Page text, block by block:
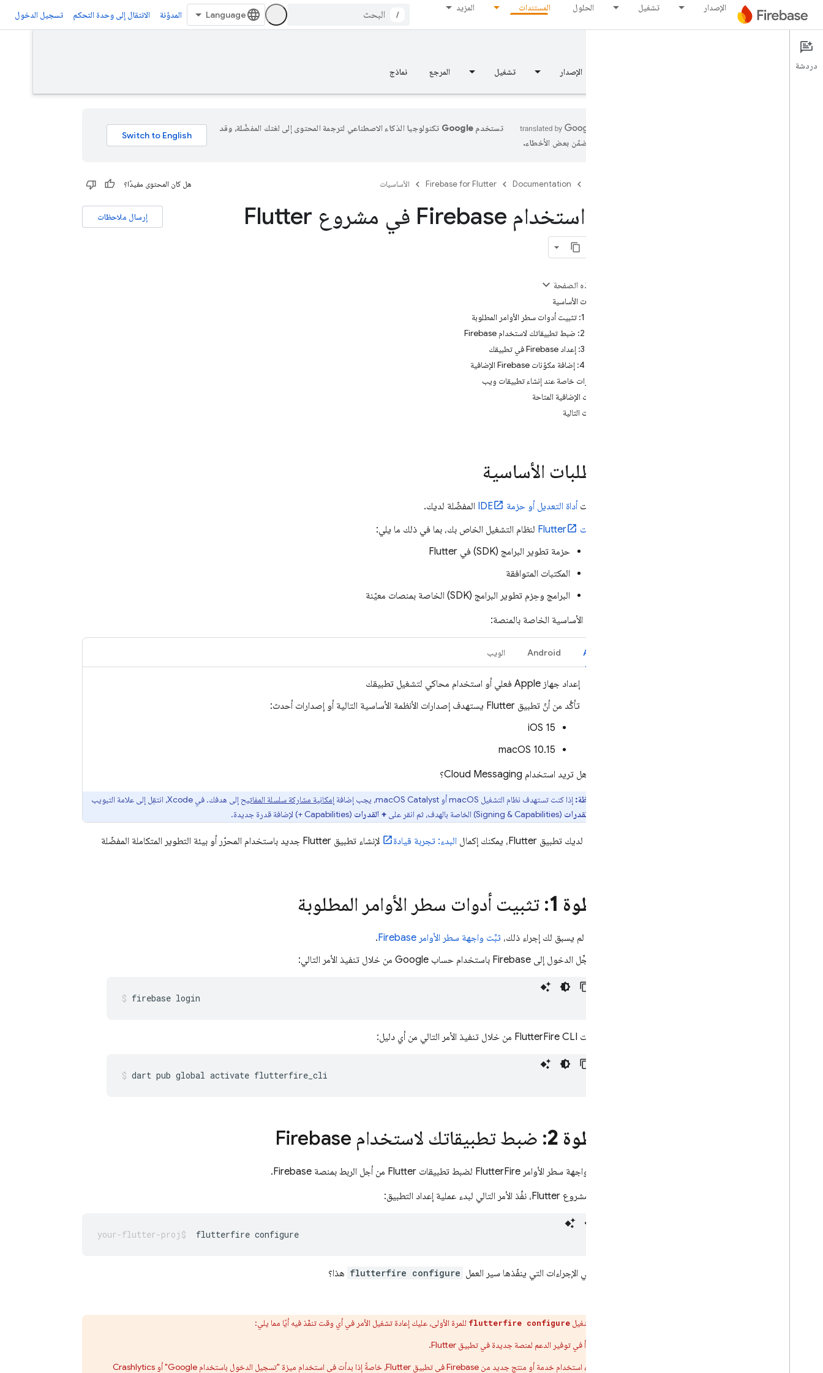
الإصدار تشغيل الحلول المستندات المزيد
/ المدوّنة الانتقال إلى وحدة التحكم تسجيل الدخول
Documentation
نظرة عامة الإصدار تشغيل المرجع نماذج
تستخدم Google تكنولوجيا الذكاء الاصطناعي لترجمة المحتوى إلى لغتك المفضّلة، وقد
تتضمّن بعض الأخطاء.
Documentation
Firebase for Flutter الأساسيات هل كان المحتوى مفيدًا؟
إرسال ملاحظات بدء استخدام Firebase في مشروع Flutter
على هذه الصفحة
المتطلبات الأساسية
اعتبارات خاصة عند إنشاء تطبيقات ويب
المكوّنات الإضافية المتاحة
الخطوات التالية
المتطلبات الأساسية
ثبِّت أداة التعديل أو حزمة IDE
المفضّلة لديك.
ثبِّت Flutter
لنظام التشغيل الخاص بك، بما في ذلك ما يلي:
حزمة تطوير البرامج (SDK) في Flutter
المكتبات المتوافقة
البرامج وحِزم تطوير البرامج (SDK) الخاصة بمنصات معيّنة
المتطلبات الأساسية الخاصة بالمنصة:
Apple
Android الويب
إعداد جهاز Apple فعلي أو استخدام محاكي لتشغيل تطبيقك
تأكَّد من أنّ تطبيق Flutter يستهدف إصدارات الأنظمة الأساسية التالية أو إصدارات أحدث:
‫iOS 15
‫macOS 10.15
هل تريد استخدام Cloud Messaging؟
ملاحظة: إذا كنت تستهدف نظام التشغيل macOS أو macOS Catalyst، يجب إضافة إمكانية مشاركة سلسلة المفاتيحإلى هدفك. في Xcode، انتقِل إلى علامة التبويب
التوقيع والقدرات (Signing & Capabilities) الخاصة بالهدف، ثم انقر على + القدرات (‎+ Capabilities) لإضافة قدرة جديدة.
إذا لم يكن لديك تطبيق Flutter، يمكنك إكمال البدء: تجربة قيادة
لإنشاء تطبيق Flutter جديد باستخدام المحرّر أو بيئة التطوير المتكاملة المفضّلة
الخطوة 1 : تثبيت أدوات سطر الأوامر المطلوبة
إذا لم يسبق لك إجراء ذلك، ثبِّت واجهة سطر الأوامر Firebase
.
سجِّل الدخول إلى Firebase باستخدام حساب Google من خلال تنفيذ الأمر التالي:
firebase
ثبِّت FlutterFire CLI من خلال تنفيذ الأمر التالي من أي دليل:
dart pub global activate
الخطوة 2 : ضبط تطبيقاتك لاستخدام Firebase
استخدِم واجهة سطر الأوامر FlutterFire لضبط تطبيقات Flutter من أجل الربط بمنصة Firebase.
من دليل مشروع Flutter، نفِّذ الأمر التالي لبدء عملية إعداد التطبيق:
flutterfire
ما هي الإجراءات التي ينفّذها سير العمل flutterfire configure هذا؟
بعد تشغيل flutterfire configure للمرة الأولى، عليك إعادة تشغيل الأمر في أي وقت تنفّذ فيه أيًا مما يلي:
ابدأ في توفير الدعم لمنصة جديدة في تطبيق Flutter.
بدء استخدام خدمة أو منتج جديد من Firebase في تطبيق Flutter، خاصةً إذا بدأت في استخدام ميزة "تسجيل الدخول باستخدام Google" أو
Crashlytics
دردشة